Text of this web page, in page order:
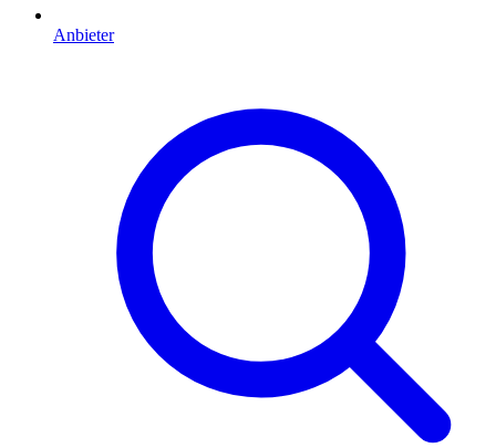
Anbieter